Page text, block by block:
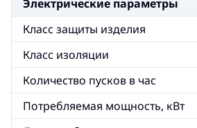
Электрические параметры
Класс защиты изделия
Класс изоляции
Количество пусков в час
Потребляемая мощность, кВт